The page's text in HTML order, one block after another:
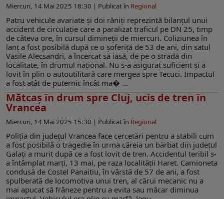
Miercuri, 14 Mai 2025 18:30 | Publicat în Regional
Patru vehicule avariate și doi răniți reprezintă bilanțul unui
accident de circulație care a paralizat traficul pe DN 25, timp
de câteva ore, în cursul dimineții de miercuri. Coliziunea în
lanț a fost posibilă după ce o șoferiță de 53 de ani, din satul
Vasile Alecsandri, a încercat să iasă, de pe o stradă din
localitate, în drumul național. Nu s-a asigurat suficient și a
lovit în plin o autoutilitară care mergea spre Tecuci. Impactul
a fost atât de puternic încât ma� ...
Mătcaș în drum spre Cluj, ucis de tren în
Vrancea
Miercuri, 14 Mai 2025 15:30 | Publicat în Regional
Poliția din județul Vrancea face cercetări pentru a stabili cum
a fost posibilă o tragedie în urma căreia un bărbat din județul
Galați a murit după ce a fost lovit de tren. Accidentul teribil s-
a întâmplat marți, 13 mai, pe raza localității Haret. Camioneta
condusă de Costel Panaitiu, în vârstă de 57 de ani, a fost
spulberată de locomotiva unui tren, al cărui mecanic nu a
mai apucat să frâneze pentru a evita sau măcar diminua